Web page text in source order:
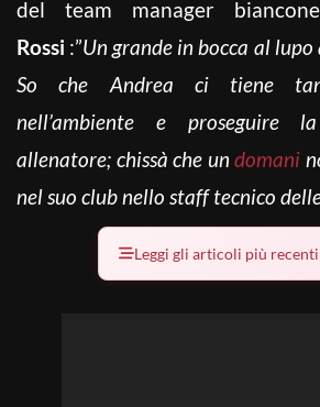
del team manager
Rossi :”Un grande in bocca al
So che Andrea ci tiene
nell’ambiente e proseguire
allenatore; chissà che undomani
nel suo club nello staff tecnico
Leggi gli articoli più